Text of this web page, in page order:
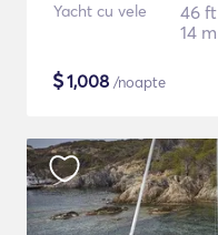
Yacht cu vele
46 ft
14 m
$1,008 /noapte